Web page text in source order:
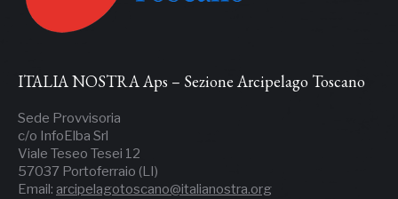
ITALIA NOSTRA Aps – Sezione Arcipelago Toscano
Sede Provvisoria
c/o InfoElba Srl
Viale Teseo Tesei 12
57037 Portoferraio (LI)
Email: arcipelagotoscano@italianostra.org